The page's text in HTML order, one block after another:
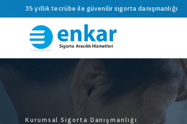
35 yıllık tecrübe ile güvenilir sigorta danışmanlığı
Kurumsal Sigorta Danışmanlığı